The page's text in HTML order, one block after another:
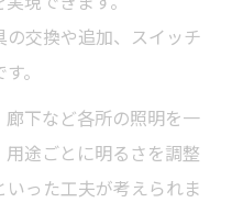
交換や追加、スイッチ
。
下など各所の照明を一
途ごとに明るさを調整
った工夫が考えられま